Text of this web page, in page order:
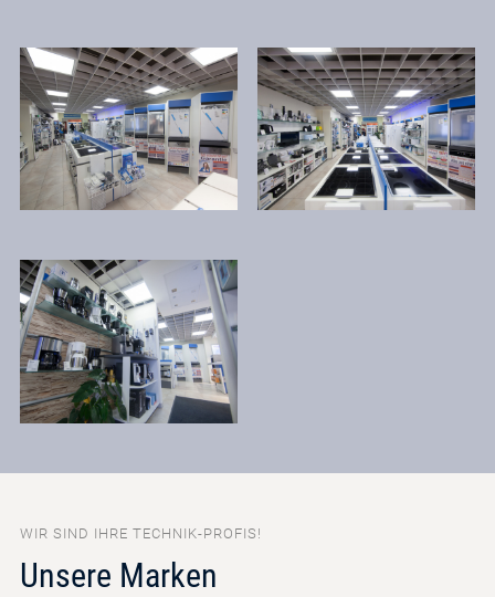
WIR SIND IHRE TECHNIK-PROFIS!
Unsere Marken